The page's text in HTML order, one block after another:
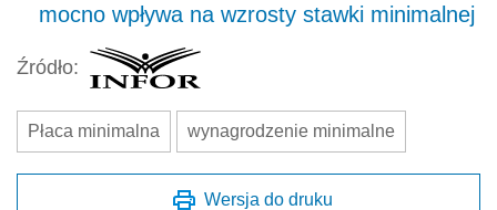
mocno wpływa na wzrosty stawki minimalnej
Źródło:
Płaca minimalna wynagrodzenie minimalne
Wersja do druku